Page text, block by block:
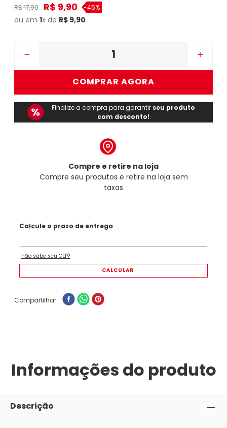
R$17,90 R$ 9,90 -45%
ou em 1x de R$ 9,90
＋
－
COMPRAR AGORA
Finalize a compra para garantir seu produto
com desconto!
Compre e retire na loja
Compre seu produtos e retire na loja sem
taxas
Compartilhar
Informações do produto
Descrição